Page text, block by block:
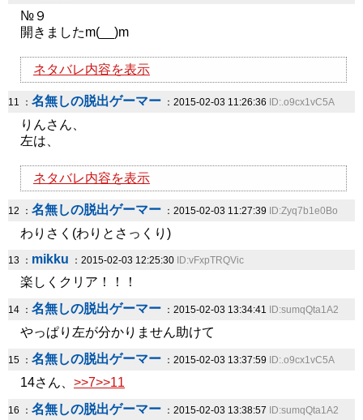
№９
開きましたm(__)m
ネタバレ内容を表示
11 ： 名無しの脱出ゲーマー ：2015-02-03 11:26:36 ID:.o9cx1vC5A
りんさん、
左は、
ネタバレ内容を表示
12 ： 名無しの脱出ゲーマー ：2015-02-03 11:27:39 ID:Zyq7b1e0Bo
わりさく(わりとさっくり)
13 ： mikku ：2015-02-03 12:25:30 ID:vFxpTRQVic
楽しくクリア！！！
14 ： 名無しの脱出ゲーマー ：2015-02-03 13:34:41 ID:sumqQta1A2
やっぱり左が分かりません助けて
15 ： 名無しの脱出ゲーマー ：2015-02-03 13:37:59 ID:.o9cx1vC5A
14さん、 >>7>>11
16 ： 名無しの脱出ゲーマー ：2015-02-03 13:38:57 ID:sumqQta1A2